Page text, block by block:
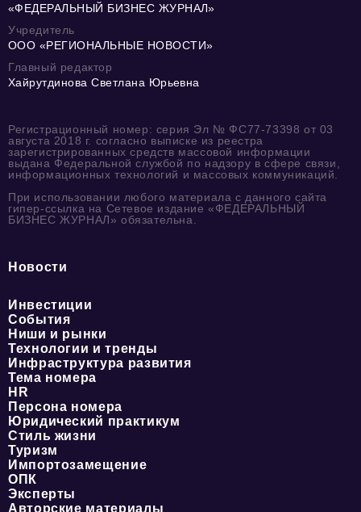
«ФЕДЕРАЛЬНЫЙ БИЗНЕС ЖУРНАЛ»
Учредитель
ООО «РЕГИОНАЛЬНЫЕ НОВОСТИ»
Главный редактор
Хайрутдинова Светлана Юрьевна
Регистрационный номер: серия Эл № ФС77-73398 от 03
августа 2018 г. согласно выписке из реестра
зарегистрированных средств массовой информации
выдана Федеральной службой по надзору в сфере связи,
информационных технологий и массовых коммуникаций.
При использовании любого материала с данного сайта
гипер-ссылка на Сетевое издание «ФЕДЕРАЛЬНЫЙ
БИЗНЕС ЖУРНАЛ» обязательна.
Новости
Инвестиции
События
Ниши и рынки
Технологии и тренды
Инфраструктура развития
Тема номера
HR
Персона номера
Юридический практикум
Стиль жизни
Туризм
Импортозамещение
ОПК
Эксперты
Авторские материалы